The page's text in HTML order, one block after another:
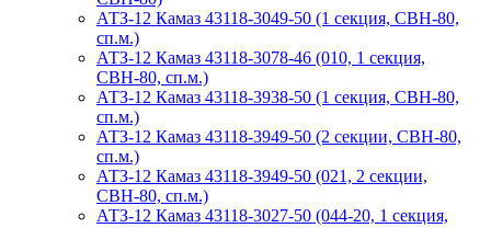
АТЗ-12 Камаз 43118-3049-50 (1 секция, СВН-80,
сп.м.)
АТЗ-12 Камаз 43118-3078-46 (010, 1 секция,
СВН-80, сп.м.)
АТЗ-12 Камаз 43118-3938-50 (1 секция, СВН-80,
сп.м.)
АТЗ-12 Камаз 43118-3949-50 (2 секции, СВН-80,
сп.м.)
АТЗ-12 Камаз 43118-3949-50 (021, 2 секции,
СВН-80, сп.м.)
АТЗ-12 Камаз 43118-3027-50 (044-20, 1 секция,